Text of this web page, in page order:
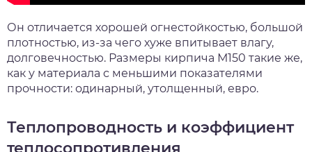
Он отличается хорошей огнестойкостью, большой
плотностью, из-за чего хуже впитывает влагу,
долговечностью. Размеры кирпича М150 такие же,
как у материала с меньшими показателями
прочности: одинарный, утолщенный, евро.
Теплопроводность и коэффициент
теплосопротивления